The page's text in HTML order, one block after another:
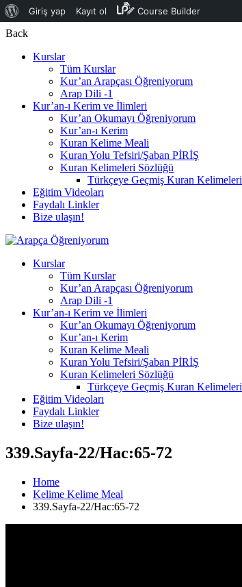
WordPress
hakkında
Giriş yap Kayıt ol Course Builder
Back
Kurslar
Tüm Kurslar
Kur’an Arapçası Öğreniyorum
Arap Dili -1
Kur’an-ı Kerim ve İlimleri
Kur’an Okumayı Öğreniyorum
Kur’an-ı Kerim
Kuran Kelime Meali
Kuran Yolu Tefsiri/Şaban PİRİŞ
Kuran Kelimeleri Sözlüğü
Türkçeye Geçmiş Kuran Kelimeleri
Eğitim Videoları
Faydalı Linkler
Bize ulaşın!
Kurslar
Tüm Kurslar
Kur’an Arapçası Öğreniyorum
Arap Dili -1
Kur’an-ı Kerim ve İlimleri
Kur’an Okumayı Öğreniyorum
Kur’an-ı Kerim
Kuran Kelime Meali
Kuran Yolu Tefsiri/Şaban PİRİŞ
Kuran Kelimeleri Sözlüğü
Türkçeye Geçmiş Kuran Kelimeleri
Eğitim Videoları
Faydalı Linkler
Bize ulaşın!
339.Sayfa-22/Hac:65-72
Home
Kelime Kelime Meal
339.Sayfa-22/Hac:65-72